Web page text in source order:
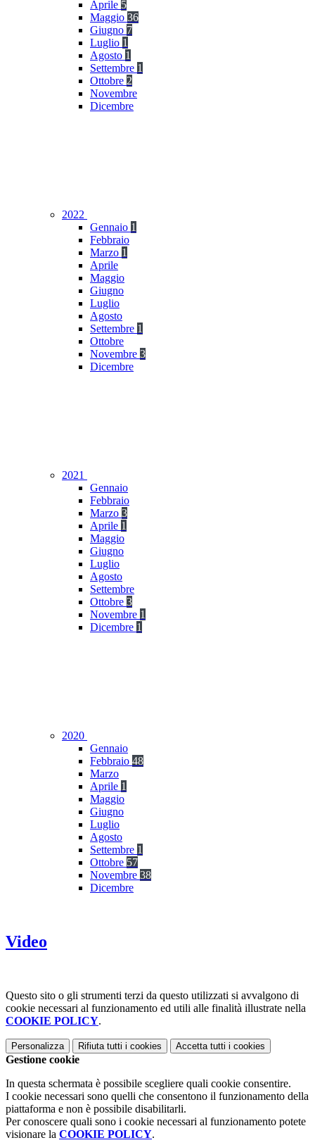
Aprile 5
Maggio 36
Giugno 7
Luglio 1
Agosto 1
Settembre 1
Ottobre 2
Novembre
Dicembre
2022
Gennaio 1
Febbraio
Marzo 1
Aprile
Maggio
Giugno
Luglio
Agosto
Settembre 1
Ottobre
Novembre 3
Dicembre
2021
Gennaio
Febbraio
Marzo 3
Aprile 1
Maggio
Giugno
Luglio
Agosto
Settembre
Ottobre 3
Novembre 1
Dicembre 1
2020
Gennaio
Febbraio 48
Marzo
Aprile 1
Maggio
Giugno
Luglio
Agosto
Settembre 1
Ottobre 57
Novembre 38
Dicembre
Video
Questo sito o gli strumenti terzi da questo utilizzati si avvalgono di
cookie necessari al funzionamento ed utili alle finalità illustrate nella
COOKIE POLICY.
Personalizza Rifiuta tutti i cookies Accetta tutti i cookies
Gestione cookie
In questa schermata è possibile scegliere quali cookie consentire.
I cookie necessari sono quelli che consentono il funzionamento della
piattaforma e non è possibile disabilitarli.
Per conoscere quali sono i cookie necessari al funzionamento potete
visionare la COOKIE POLICY.